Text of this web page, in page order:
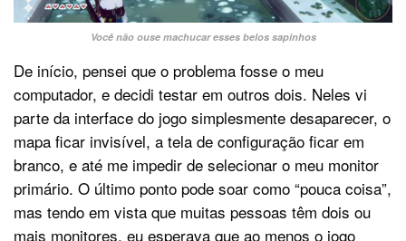
Você não ouse machucar esses belos sapinhos
De início, pensei que o problema fosse o meu
computador, e decidi testar em outros dois. Neles vi
parte da interface do jogo simplesmente desaparecer, o
mapa ficar invisível, a tela de configuração ficar em
branco, e até me impedir de selecionar o meu monitor
primário. O último ponto pode soar como “pouca coisa”,
mas tendo em vista que muitas pessoas têm dois ou
mais monitores, eu esperava que ao menos o jogo